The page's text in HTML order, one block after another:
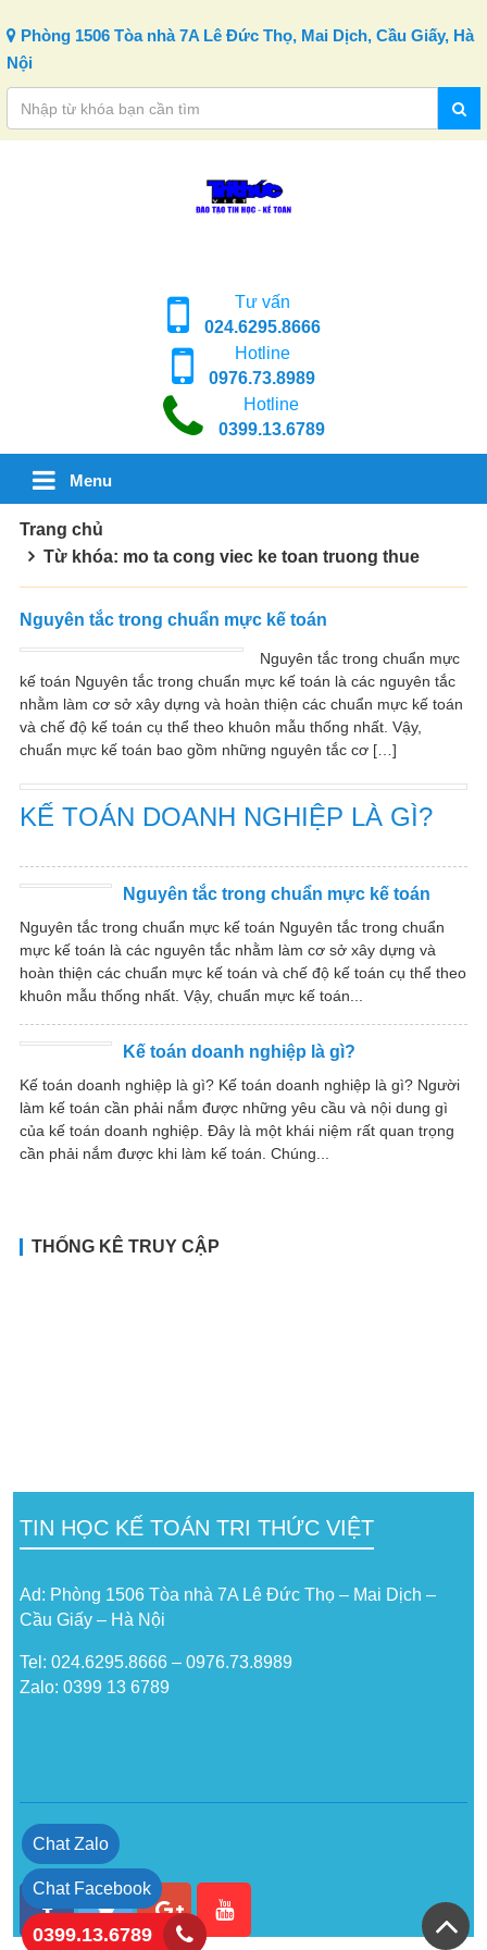
Phòng 1506 Tòa nhà 7A Lê Đức Thọ, Mai Dịch, Cầu Giấy, Hà
Nội
Tư vấn
024.6295.8666
Hotline
0976.73.8989
Hotline
0399.13.6789
Menu
Trang chủ
Từ khóa: mo ta cong viec ke toan truong thue
Nguyên tắc trong chuẩn mực kế toán
Nguyên tắc trong chuẩn mực
kế toán Nguyên tắc trong chuẩn mực kế toán là các nguyên tắc
nhằm làm cơ sở xây dựng và hoàn thiện các chuẩn mực kế toán
và chế độ kế toán cụ thể theo khuôn mẫu thống nhất. Vậy,
chuẩn mực kế toán bao gồm những nguyên tắc cơ […]
KẾ TOÁN DOANH NGHIỆP LÀ GÌ?
Nguyên tắc trong chuẩn mực kế toán
Nguyên tắc trong chuẩn mực kế toán Nguyên tắc trong chuẩn
mực kế toán là các nguyên tắc nhằm làm cơ sở xây dựng và
hoàn thiện các chuẩn mực kế toán và chế độ kế toán cụ thể theo
khuôn mẫu thống nhất. Vậy, chuẩn mực kế toán...
Kế toán doanh nghiệp là gì?
Kế toán doanh nghiệp là gì? Kế toán doanh nghiệp là gì? Người
làm kế toán cần phải nắm được những yêu cầu và nội dung gì
của kế toán doanh nghiệp. Đây là một khái niệm rất quan trọng
cần phải nắm được khi làm kế toán. Chúng...
THỐNG KÊ TRUY CẬP
TIN HỌC KẾ TOÁN TRI THỨC VIỆT
Ad: Phòng 1506 Tòa nhà 7A Lê Đức Thọ – Mai Dịch –
Cầu Giấy – Hà Nội
Tel: 024.6295.8666 – 0976.73.8989
Zalo: 0399 13 6789
Chat Zalo
Chat Facebook
0399.13.6789